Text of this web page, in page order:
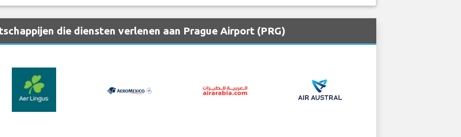
die diensten verlenen aan Prague Airport (PRG)